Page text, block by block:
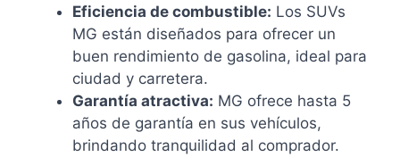
Eficiencia de combustible: Los SUVs
MG están diseñados para ofrecer un
buen rendimiento de gasolina, ideal para
ciudad y carretera.
Garantía atractiva: MG ofrece hasta 5
años de garantía en sus vehículos,
brindando tranquilidad al comprador.